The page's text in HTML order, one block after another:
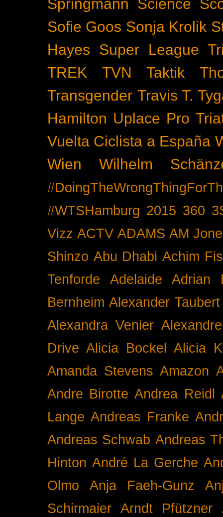
Springmann
Science
Sofie Goos Sonja Krolik
Hayes
Super League
TREK
TVN Taktik
Transgender Travis T.
Hamilton Uplace Pro
Vuelta Ciclista a España
Wien
Wilhelm
#WTSHamburg 2015 360
Vizz ACTV ADAMS AM
Shinzo Abu Dhabi Achim
Tenforde
Adelaide
Adrian
Bernheim Alexander Taubert
Alexandra Venier
Drive Alicia Bockel
Alicia
Amanda Stevens Amazon
Andre Birotte Andrea Reidl
Lange Andreas Franke
Andreas Schwab Andreas
Hinton André La Gerche
Olmo
Anja Faeh-Gunz
Schirmaier
Arndt Pfützner